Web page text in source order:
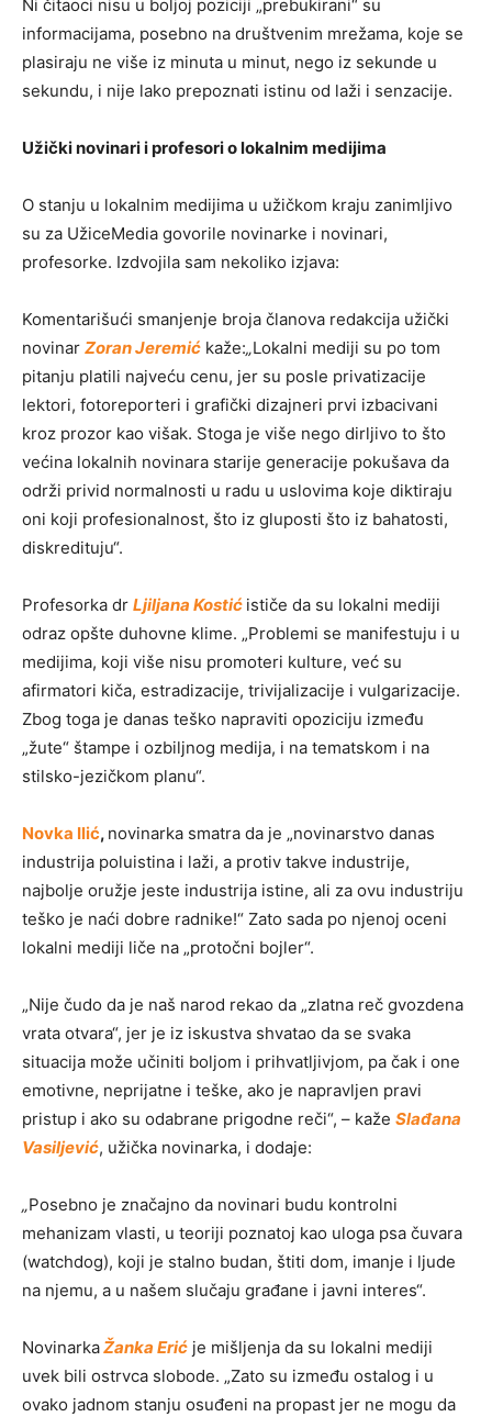
Ni čitaoci nisu u boljoj poziciji „prebukirani“ su
informacijama, posebno na društvenim mrežama, koje se
plasiraju ne više iz minuta u minut, nego iz sekunde u
sekundu, i nije lako prepoznati istinu od laži i senzacije.
Užički novinari i profesori o lokalnim medijima
O stanju u lokalnim medijima u užičkom kraju zanimljivo
su za UžiceMedia govorile novinarke i novinari,
profesorke. Izdvojila sam nekoliko izjava:
Komentarišući smanjenje broja članova redakcija užički
novinar Zoran Jeremić kaže:„Lokalni mediji su po tom
pitanju platili najveću cenu, jer su posle privatizacije
lektori, fotoreporteri i grafički dizajneri prvi izbacivani
kroz prozor kao višak. Stoga je više nego dirljivo to što
većina lokalnih novinara starije generacije pokušava da
održi privid normalnosti u radu u uslovima koje diktiraju
oni koji profesionalnost, što iz gluposti što iz bahatosti,
diskredituju“.
Profesorka dr Ljiljana Kostić ističe da su lokalni mediji
odraz opšte duhovne klime. „Problemi se manifestuju i u
medijima, koji više nisu promoteri kulture, već su
afirmatori kiča, estradizacije, trivijalizacije i vulgarizacije.
Zbog toga je danas teško napraviti opoziciju između
„žute“ štampe i ozbiljnog medija, i na tematskom i na
stilsko-jezičkom planu“.
Novka Ilić, novinarka smatra da je „novinarstvo danas
industrija poluistina i laži, a protiv takve industrije,
najbolje oružje jeste industrija istine, ali za ovu industriju
teško je naći dobre radnike!“ Zato sada po njenoj oceni
lokalni mediji liče na „protočni bojler“.
„Nije čudo da je naš narod rekao da „zlatna reč gvozdena
vrata otvara“, jer je iz iskustva shvatao da se svaka
situacija može učiniti boljom i prihvatljivjom, pa čak i one
emotivne, neprijatne i teške, ako je napravljen pravi
pristup i ako su odabrane prigodne reči“, – kaže Slađana
Vasiljević, užička novinarka, i dodaje:
„Posebno je značajno da novinari budu kontrolni
mehanizam vlasti, u teoriji poznatoj kao uloga psa čuvara
(watchdog), koji je stalno budan, štiti dom, imanje i ljude
na njemu, a u našem slučaju građane i javni interes“.
NovinarkaŽanka Erić je mišljenja da su lokalni mediji
uvek bili ostrvca slobode. „Zato su između ostalog i u
ovako jadnom stanju osuđeni na propast jer ne mogu da